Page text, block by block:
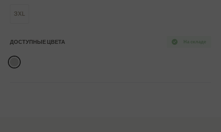
3XL
На складе
ДОСТУПНЫЕ ЦВЕТА